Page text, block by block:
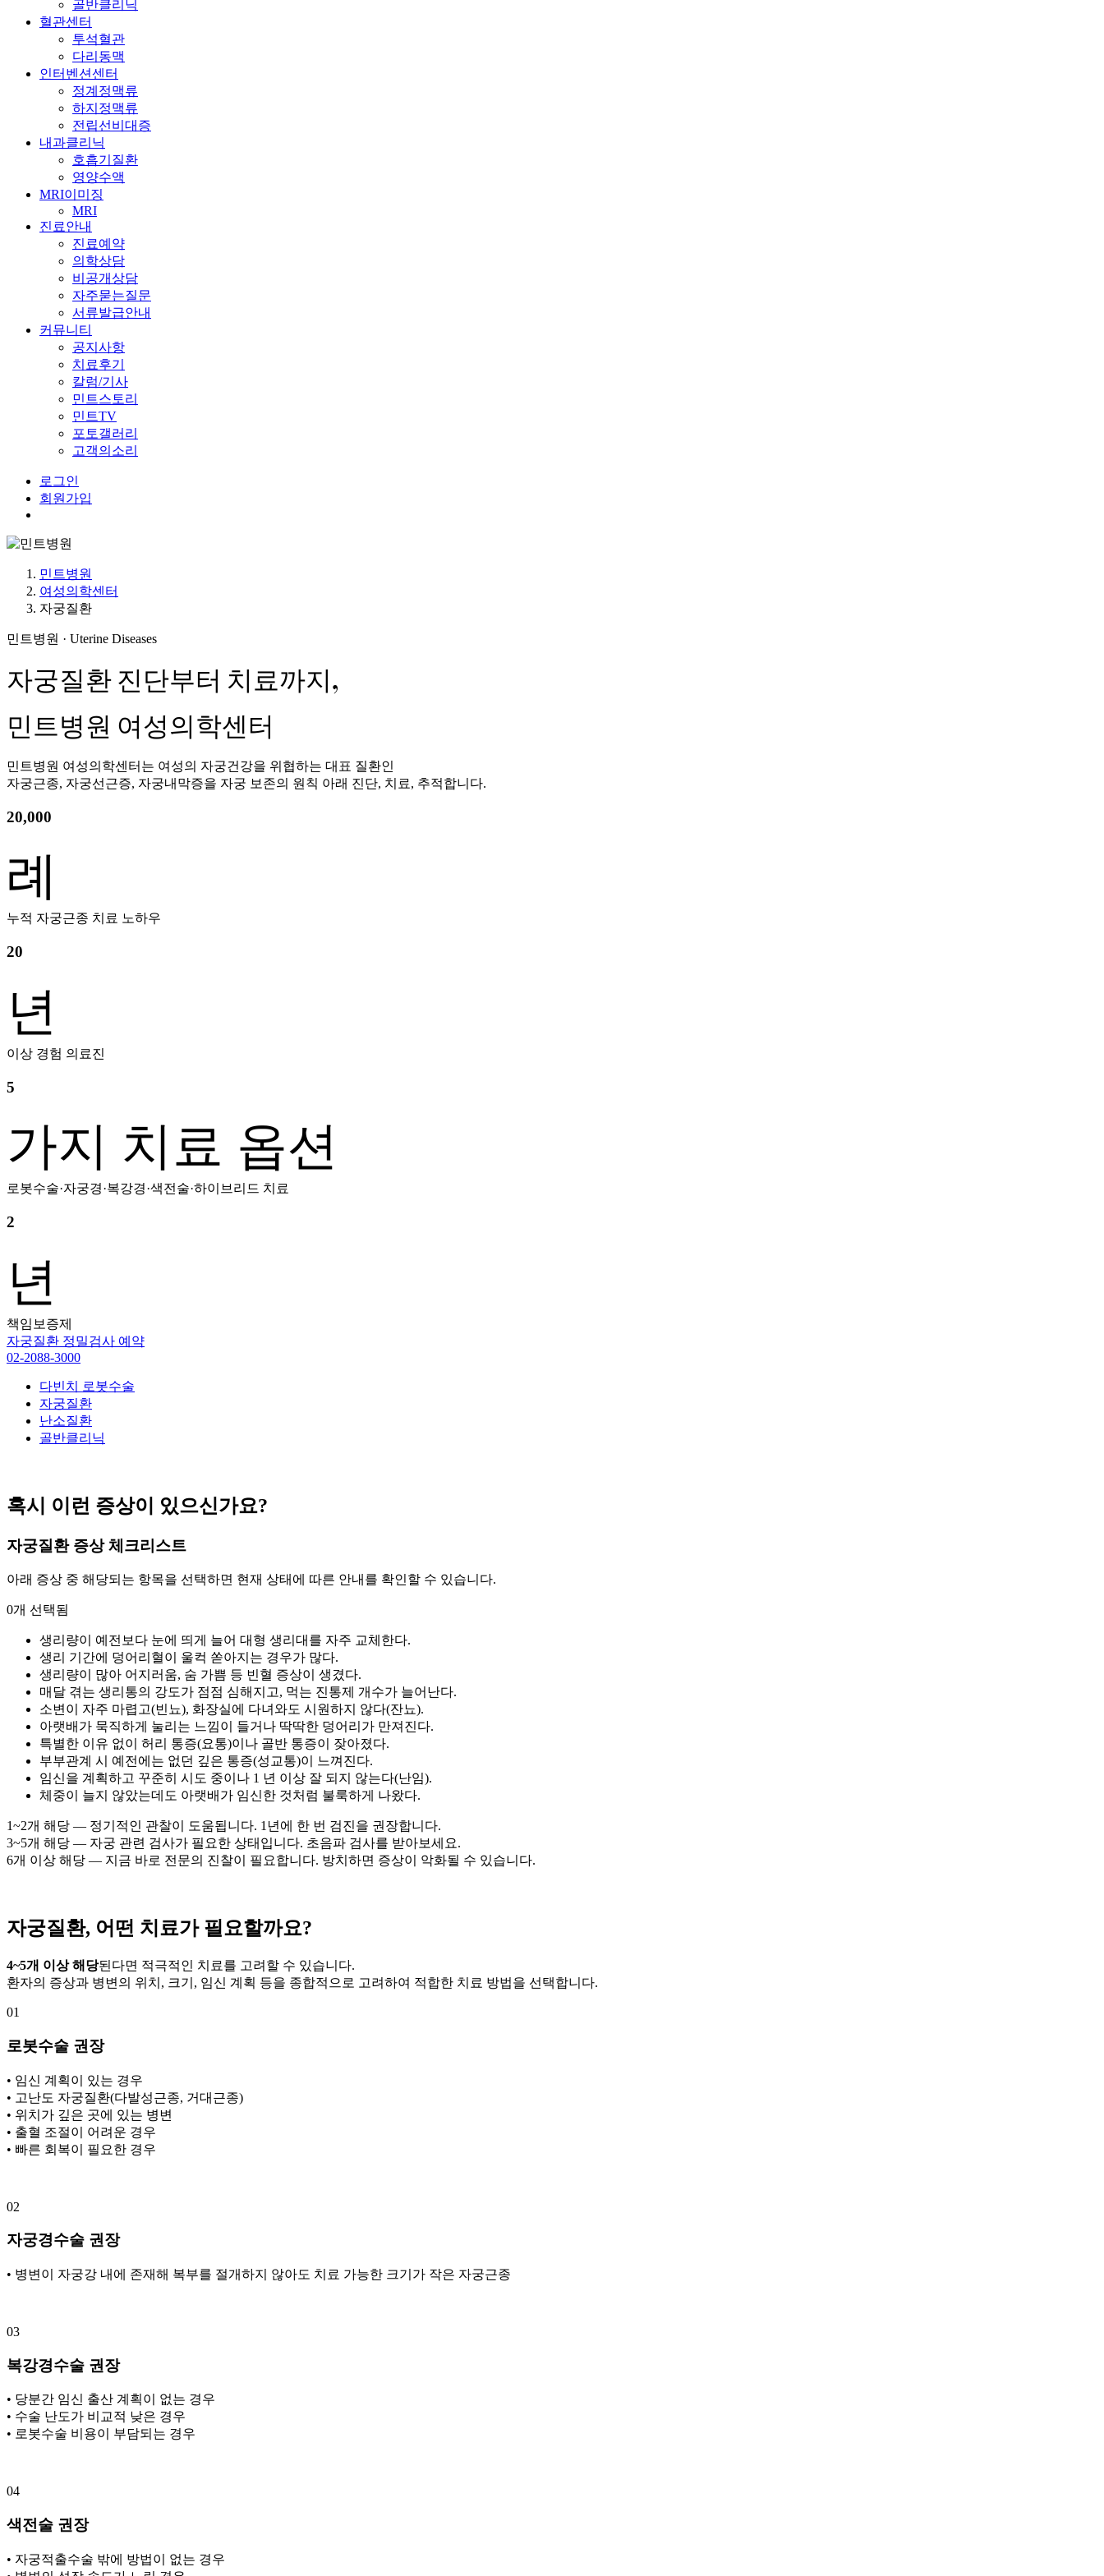
골반클리닉
혈관센터
투석혈관
다리동맥
인터벤션센터
정계정맥류
하지정맥류
전립선비대증
내과클리닉
호흡기질환
영양수액
MRI이미징
MRI
진료안내
진료예약
의학상담
비공개상담
자주묻는질문
서류발급안내
커뮤니티
공지사항
치료후기
칼럼/기사
민트스토리
민트TV
포토갤러리
고객의소리
로그인
회원가입
민트병원
여성의학센터
자궁질환
민트병원 · Uterine Diseases
자궁질환 진단부터 치료까지,
민트병원 여성의학센터
민트병원 여성의학센터는 여성의 자궁건강을 위협하는 대표 질환인
자궁근종, 자궁선근증, 자궁내막증을 자궁 보존의 원칙 아래 진단, 치료, 추적합니다.
20,000
례
누적 자궁근종 치료 노하우
20
년
이상 경험 의료진
5
가지 치료 옵션
로봇수술·자궁경·복강경·색전술·하이브리드 치료
2
년
책임보증제
자궁질환 정밀검사 예약
02-2088-3000
다빈치 로봇수술
자궁질환
난소질환
골반클리닉
혹시 이런 증상이 있으신가요?
자궁질환 증상 체크리스트
아래 증상 중 해당되는 항목을 선택하면 현재 상태에 따른 안내를 확인할 수 있습니다.
0개 선택됨
생리량이 예전보다 눈에 띄게 늘어 대형 생리대를 자주 교체한다.
생리 기간에 덩어리혈이 울컥 쏟아지는 경우가 많다.
생리량이 많아 어지러움, 숨 가쁨 등 빈혈 증상이 생겼다.
매달 겪는 생리통의 강도가 점점 심해지고, 먹는 진통제 개수가 늘어난다.
소변이 자주 마렵고(빈뇨), 화장실에 다녀와도 시원하지 않다(잔뇨).
아랫배가 묵직하게 눌리는 느낌이 들거나 딱딱한 덩어리가 만져진다.
특별한 이유 없이 허리 통증(요통)이나 골반 통증이 잦아졌다.
부부관계 시 예전에는 없던 깊은 통증(성교통)이 느껴진다.
임신을 계획하고 꾸준히 시도 중이나 1 년 이상 잘 되지 않는다(난임).
체중이 늘지 않았는데도 아랫배가 임신한 것처럼 불룩하게 나왔다.
1~2개 해당 — 정기적인 관찰이 도움됩니다. 1년에 한 번 검진을 권장합니다.
3~5개 해당 — 자궁 관련 검사가 필요한 상태입니다. 초음파 검사를 받아보세요.
6개 이상 해당 — 지금 바로 전문의 진찰이 필요합니다. 방치하면 증상이 악화될 수 있습니다.
자궁질환, 어떤 치료가 필요할까요?
4~5개 이상 해당된다면 적극적인 치료를 고려할 수 있습니다.
환자의 증상과 병변의 위치, 크기, 임신 계획 등을 종합적으로 고려하여 적합한 치료 방법을 선택합니다.
01
로봇수술 권장
• 임신 계획이 있는 경우
• 고난도 자궁질환(다발성근종, 거대근종)
• 위치가 깊은 곳에 있는 병변
• 출혈 조절이 어려운 경우
• 빠른 회복이 필요한 경우
02
자궁경수술 권장
• 병변이 자궁강 내에 존재해 복부를 절개하지 않아도 치료 가능한 크기가 작은 자궁근종
03
복강경수술 권장
• 당분간 임신 출산 계획이 없는 경우
• 수술 난도가 비교적 낮은 경우
• 로봇수술 비용이 부담되는 경우
04
색전술 권장
• 자궁적출수술 밖에 방법이 없는 경우